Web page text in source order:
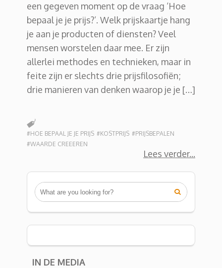
een gegeven moment op de vraag ‘Hoe
bepaal je je prijs?’. Welk prijskaartje hang
je aan je producten of diensten? Veel
mensen worstelen daar mee. Er zijn
allerlei methodes en technieken, maar in
feite zijn er slechts drie prijsfilosofiën;
drie manieren van denken waarop je je […]
Lees verder
#HOE BEPAAL JE JE PRIJS #KOSTPRIJS #PRIJSBEPALEN
#WAARDE CREEEREN

IN DE MEDIA